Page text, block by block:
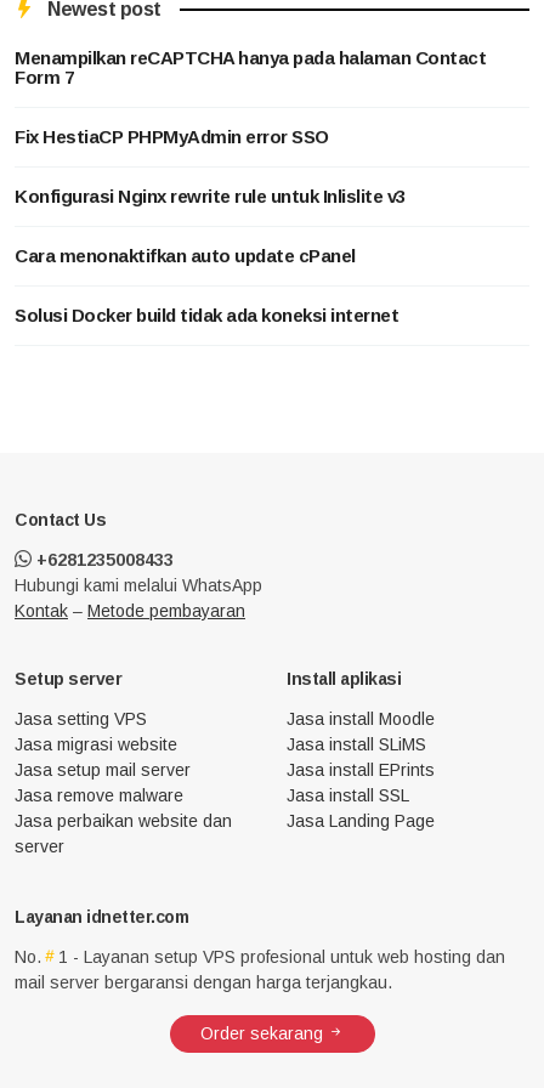
Newest post
Menampilkan reCAPTCHA hanya pada halaman Contact
Form 7
Fix HestiaCP PHPMyAdmin error SSO
Konfigurasi Nginx rewrite rule untuk Inlislite v3
Cara menonaktifkan auto update cPanel
Solusi Docker build tidak ada koneksi internet
Contact Us
+6281235008433
Hubungi kami melalui WhatsApp
Kontak – Metode pembayaran
Setup server
Jasa setting VPS
Jasa migrasi website
Jasa setup mail server
Jasa remove malware
Jasa perbaikan website dan
server
Install aplikasi
Jasa install Moodle
Jasa install SLiMS
Jasa install EPrints
Jasa install SSL
Jasa Landing Page
Layanan idnetter.com
No.
1 - Layanan setup VPS profesional untuk web hosting dan
mail server bergaransi dengan harga terjangkau.
Order sekarang